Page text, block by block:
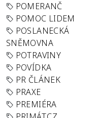
POMERANČ
POMOC LIDEM
POSLANECKÁ
SNĚMOVNA
POTRAVINY
POVÍDKA
PR ČLÁNEK
PRAXE
PREMIÉRA